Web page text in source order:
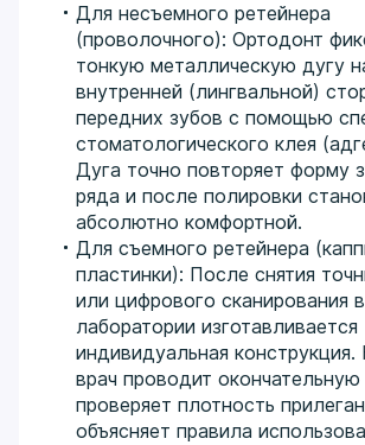
Для несъемного ретейнера
(проволочного): Ортодонт
тонкую металлическую дугу
внутренней (лингвальной)
передних зубов с помощью
стоматологического клея
Дуга точно повторяет форму
ряда и после полировки
абсолютно комфортной.
Для съемного ретейнера
пластинки): После снятия
или цифрового сканирования в
лаборатории изготавливается
индивидуальная
врач проводит окончательную
проверяет плотность
объясняет правила